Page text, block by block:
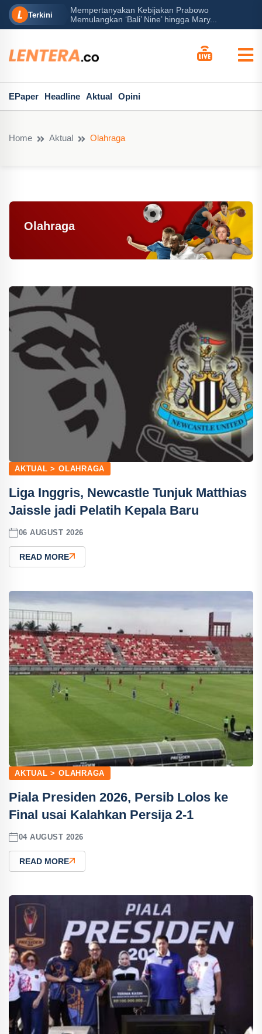
Terkini
Mempertanyakan Kebijakan Prabowo
Memulangkan ‘Bali’ Nine’ hingga Mary...
EPaper Headline Aktual Opini
Home Aktual Olahraga
Olahraga
AKTUAL > OLAHRAGA
Liga Inggris, Newcastle Tunjuk Matthias
Jaissle jadi Pelatih Kepala Baru
06 AUGUST 2026
READ MORE
AKTUAL > OLAHRAGA
Piala Presiden 2026, Persib Lolos ke
Final usai Kalahkan Persija 2-1
04 AUGUST 2026
READ MORE